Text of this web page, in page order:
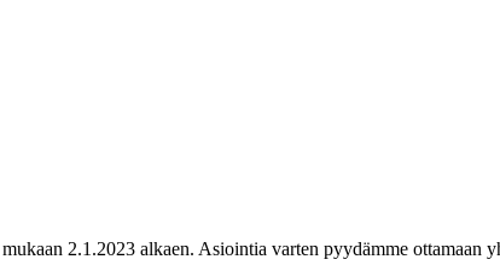
2.1.2023 alkaen. Asiointia varten pyydämme ottamaan